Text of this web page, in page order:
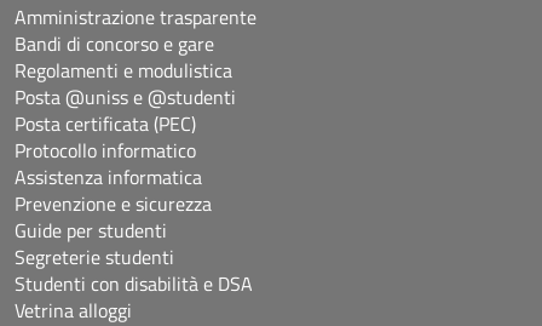
Amministrazione trasparente
Bandi di concorso e gare
Regolamenti e modulistica
Posta @uniss e @studenti
Posta certificata (PEC)
Protocollo informatico
Assistenza informatica
Prevenzione e sicurezza
Guide per studenti
Segreterie studenti
Studenti con disabilità e DSA
Vetrina alloggi